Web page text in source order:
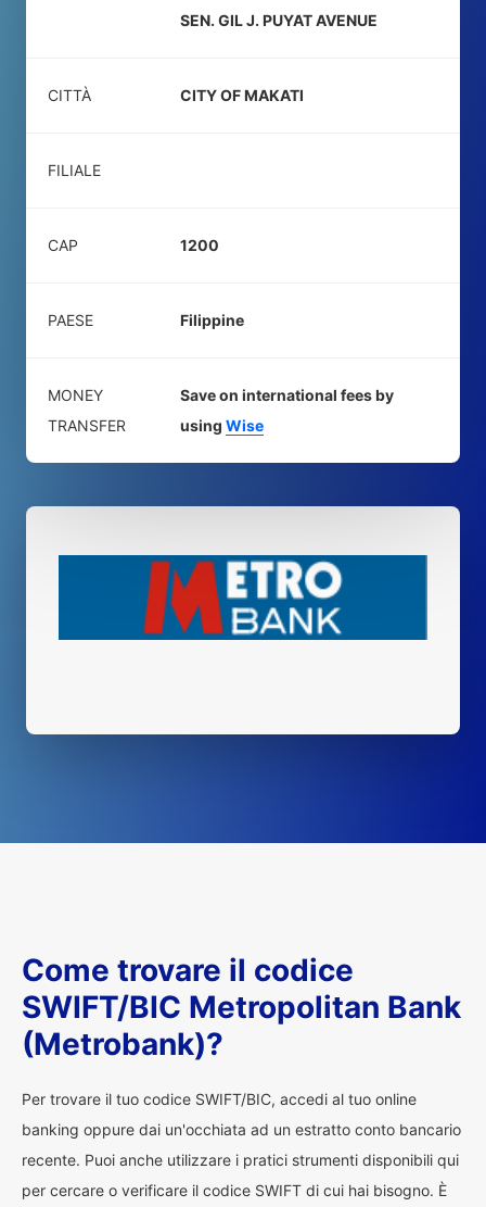
SEN. GIL J. PUYAT AVENUE
CITTÀ CITY OF MAKATI
FILIALE
CAP 1200
PAESE Filippine
MONEY
TRANSFER
Save on international fees by
using Wise
Come trovare il codice
SWIFT/BIC Metropolitan Bank
(Metrobank)?
Per trovare il tuo codice SWIFT/BIC, accedi al tuo online
banking oppure dai un'occhiata ad un estratto conto bancario
recente. Puoi anche utilizzare i pratici strumenti disponibili qui
per cercare o verificare il codice SWIFT di cui hai bisogno. È